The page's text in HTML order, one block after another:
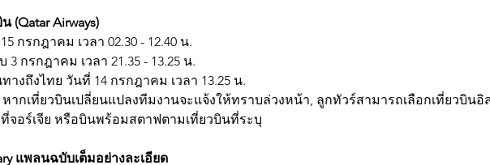
(Qatar Airways)
กรกฎาคม เวลา 02.30 - 12.40 น.
3 กรกฎาคม เวลา 21.35 - 13.25 น.
ทางถึงไทย วันที่ 14 กรกฎาคม เวลา 13.25 น.
หากเที่ยวบินเปลี่ยนแปลงทีมงานจะแจ้งให้ทราบล่วงหน้า, ลูกทัวร์สามารถเลือกเที่ยวบินอิ
จอร์เจีย หรือบินพร้อมสตาฟตามเที่ยวบินที่ระบุ
แพลนฉบับเต็มอย่างละเอียด